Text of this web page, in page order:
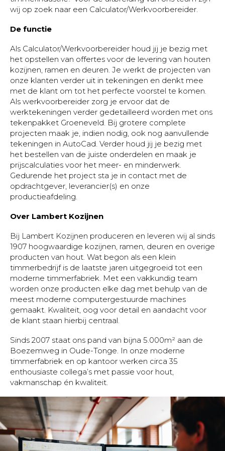
wij op zoek naar een Calculator/Werkvoorbereider.
De functie
Als Calculator/Werkvoorbereider houd jij je bezig met
het opstellen van offertes voor de levering van houten
kozijnen, ramen en deuren. Je werkt de projecten van
onze klanten verder uit in tekeningen en denkt mee
met de klant om tot het perfecte voorstel te komen.
Als werkvoorbereider zorg je ervoor dat de
werktekeningen verder gedetailleerd worden met ons
tekenpakket Groeneveld. Bij grotere complete
projecten maak je, indien nodig, ook nog aanvullende
tekeningen in AutoCad. Verder houd jij je bezig met
het bestellen van de juiste onderdelen en maak je
prijscalculaties voor het meer- en minderwerk.
Gedurende het project sta je in contact met de
opdrachtgever, leverancier(s) en onze
productieafdeling.
Over Lambert Kozijnen
Bij Lambert Kozijnen produceren en leveren wij al sinds
1907 hoogwaardige kozijnen, ramen, deuren en overige
producten van hout. Wat begon als een klein
timmerbedrijf is de laatste jaren uitgegroeid tot een
moderne timmerfabriek. Met een vakkundig team
worden onze producten elke dag met behulp van de
meest moderne computergestuurde machines
gemaakt. Kwaliteit, oog voor detail en aandacht voor
de klant staan hierbij centraal.
Sinds 2007 staat ons pand van bijna 5.000m² aan de
Boezemweg in Oude-Tonge. In onze moderne
timmerfabriek en op kantoor werken circa 35
enthousiaste collega’s met passie voor hout,
vakmanschap én kwaliteit.